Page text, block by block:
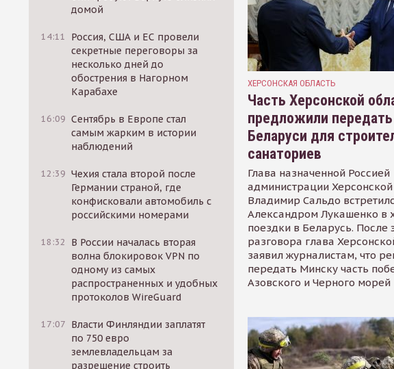
домой
14:11
Россия, США и ЕС провели
секретные переговоры за
несколько дней до
обострения в Нагорном
Карабахе
16:09 Сентябрь в Европе стал
самым жарким в истории
наблюдений
12:39 Чехия стала второй после
Германии страной, где
конфисковали автомобиль с
российскими номерами
18:32
В России началась вторая
волна блокировок VPN по
одному из самых
распространенных и удобных
протоколов WireGuard
17:07 Власти Финляндии заплатят
по 750 евро
землевладельцам за
разрешение строить
ХЕРСОНСКАЯ ОБЛАСТЬ
Часть Херсонской
предложили передать
Беларуси для
санаториев
Глава назначенной Россией
администрации Херсонской
Владимир Сальдо
Александром Лукашенко в
поездки в Беларусь. После
разговора глава
заявил журналистам, что
передать Минску часть
Азовского и Черного морей